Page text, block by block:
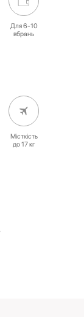
Для 6-10
вбрань
Місткість
до 17 кг